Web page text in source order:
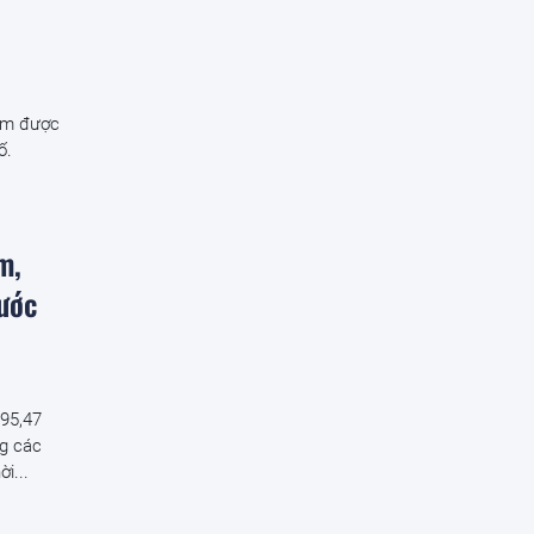
được
các